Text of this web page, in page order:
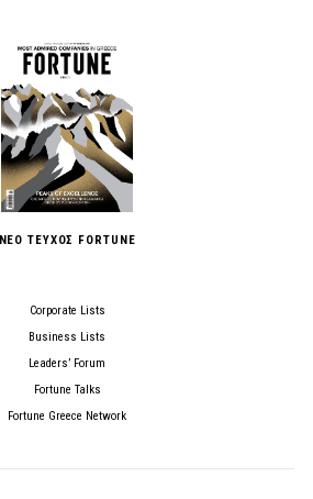
ΝΕΟ ΤΕΥΧΟΣ FORTUNE
Corporate Lists
Business Lists
Leaders’ Forum
Fortune Talks
Fortune Greece Network